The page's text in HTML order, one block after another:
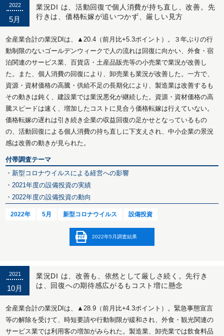
2022
5月
業況DI は、活動回復で個人消費が持ち直し、改善。先
行きは、価格転嫁が追いつかず、厳しい見方
全産業合計の業況DIは、▲20.4（前月比+5.3ポイント）。３年ぶりの行
動制限のないゴールデンウィークで人の流れは回復に向かい、外食・宿
泊関連のサービス業、百貨店・土産品販売等の小売業で業況が改善し
た。また、個人消費の回復により、卸売業も業況が改善した。一方で、
資源・資材価格の高騰・供給不足の長期化により、製造業は改善するも
その動きは鈍く、建設業では業況悪化が継続した。資源・資材価格の高
騰スピードは速く、増加したコストに見合う価格転嫁は行えていない。
価格転嫁の遅れは引き続き企業の収益回復の足かせとなっているもの
の、活動回復による個人消費の持ち直しに下支えされ、中小企業の景況
感は改善の動きが見られた。
付帯調査テーマ
・新型コロナウイルスによる経営への影響
・2021年度の設備投資の実績
・2022年度の設備投資の動向
2022年 5月 新型コロナウイルス 設備投資
2022年5月調査結果
2021
10月
業況DI は、改善も、依然として厳しさ続く。先行き
は、回復への期待感広がるもコスト増に懸念
全産業合計の業況DIは、▲28.9（前月比+4.3ポイント）。緊急事態宣言
等の解除を受けて、時短要請や行動制限が緩和され、外食・観光関連の
サービス業では利用客の増加がみられた。製造業、卸売業では飲食料品